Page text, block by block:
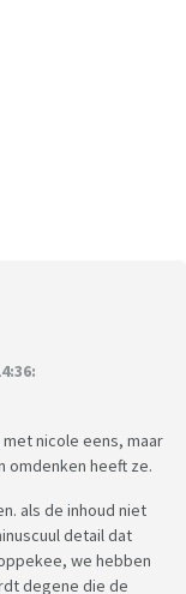
nicole eens, maar
omdenken heeft ze.
als de inhoud niet
detail dat
we hebben
degene die de